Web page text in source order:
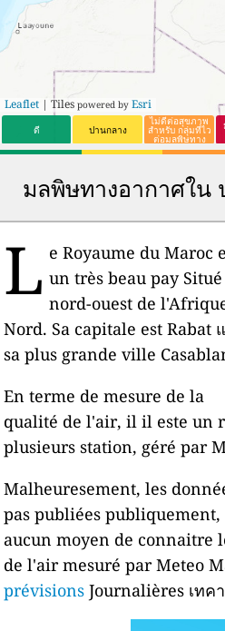
Leaflet | Tiles powered by Esri
ดี ปานกลาง
ไม่ดีต่อสุขภาพ
สำหรับ กลุ่มที่ไว
ต่อมลพิษทาง
อากาศ หรือกลุ่ม
ที่แพ้อากาศง่าย
มลพิษทางอากาศใน
L e Royaume du Maroc
un très beau pay
nord-ouest de
Nord. Sa capitale est Rabat
sa plus grande ville
En terme de mesure de la
qualité de l'air, il il este un
plusieurs station, géré par
Malheuresement, les
pas publiées
aucun moyen de connaitre
de l'air mesuré par Meteo
prévisions Journalières เทค